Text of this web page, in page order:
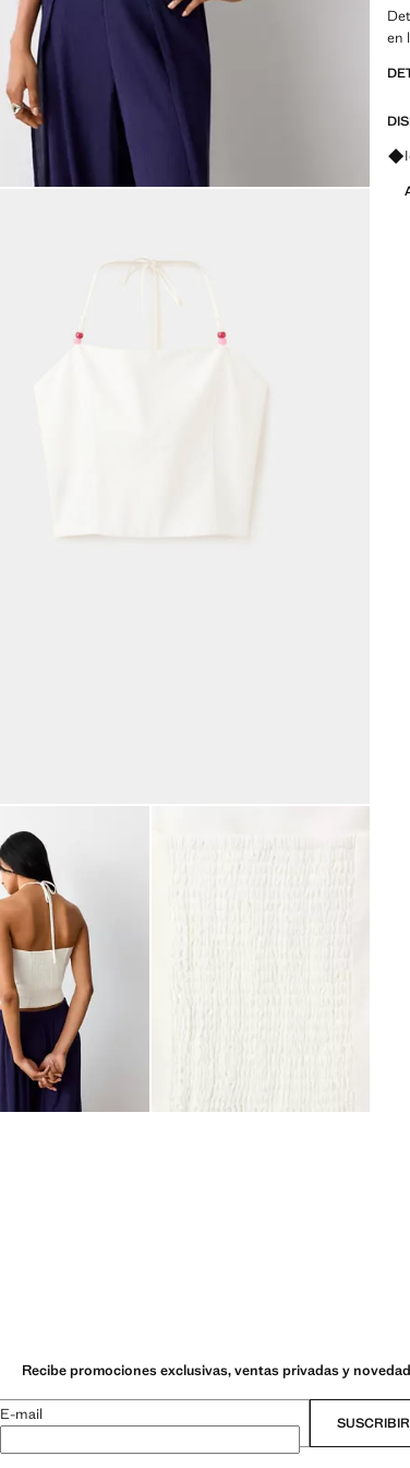
en
Recibe promociones exclusivas, ventas privadas y
E-mail